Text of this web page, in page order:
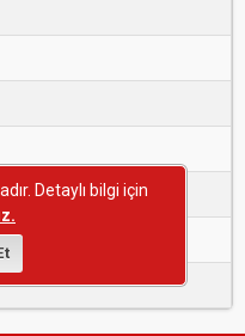
Detaylı bilgi için